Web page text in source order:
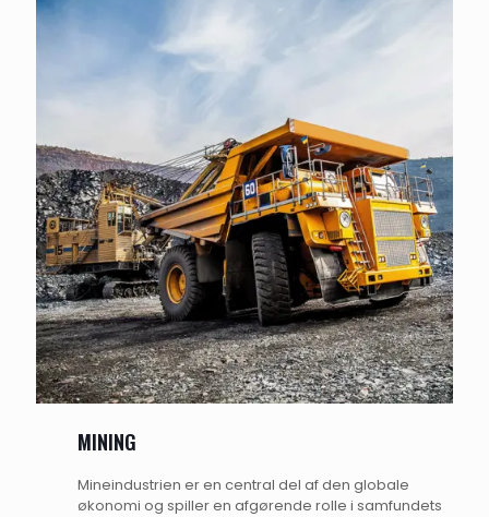
MINING
Mineindustrien er en central del af den globale
økonomi og spiller en afgørende rolle i samfundets